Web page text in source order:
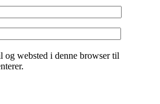
og websted i denne browser til